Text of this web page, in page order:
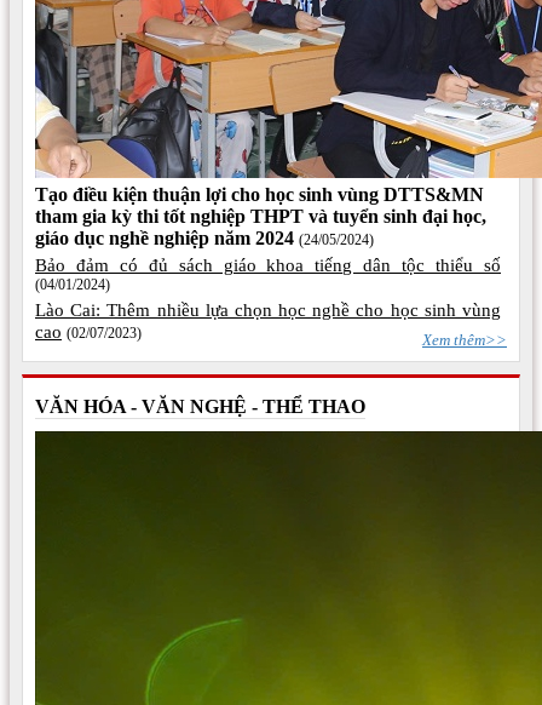
Tạo điều kiện thuận lợi cho học sinh vùng DTTS&MN
tham gia kỳ thi tốt nghiệp THPT và tuyển sinh đại học,
giáo dục nghề nghiệp năm 2024 (24/05/2024)
Bảo đảm có đủ sách giáo khoa tiếng dân tộc thiểu số
(04/01/2024)
Lào Cai: Thêm nhiều lựa chọn học nghề cho học sinh vùng
cao (02/07/2023) Xem thêm>>
VĂN HÓA - VĂN NGHỆ - THỂ THAO